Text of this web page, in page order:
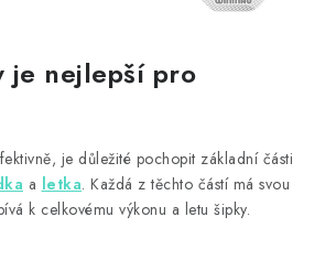
je nejlepší pro
je důležité pochopit základní části
a letka. Každá z těchto částí má svou
k celkovému výkonu a letu šipky.